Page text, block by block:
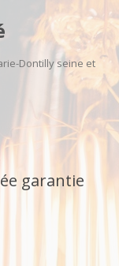
Dontilly seine et
garantie